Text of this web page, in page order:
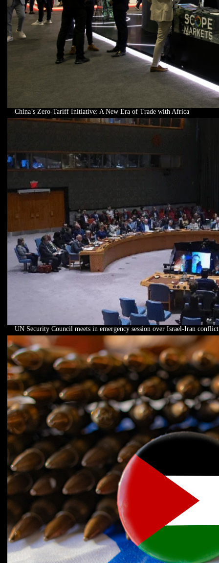
China’s Zero-Tariff Initiative: A New Era of Trade with Africa
UN Security Council meets in emergency session over Israel-Iran conflict